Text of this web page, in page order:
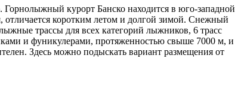
курорт Банско находится в юго-западной
отличается коротким летом и долгой зимой. Снежный
трассы для всех категорий лыжников, 6 трасс
и фуникулерами, протяженностью свыше 7000 м, и
Здесь можно подыскать вариант размещения от